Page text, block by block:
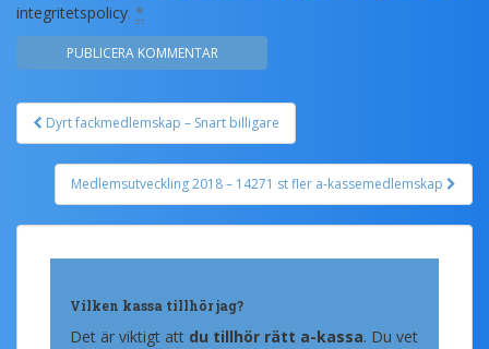
integritetspolicy. *
Post navigation
Dyrt fackmedlemskap – Snart billigare
Medlemsutveckling 2018 – 14271 st fler a-kassemedlemskap
Vilken kassa tillhör jag?
Det är viktigt att du tillhör rätt a-kassa. Du vet